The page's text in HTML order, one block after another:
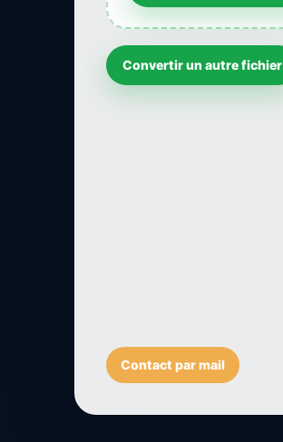
Convertir un autre fichier
Contact par mail